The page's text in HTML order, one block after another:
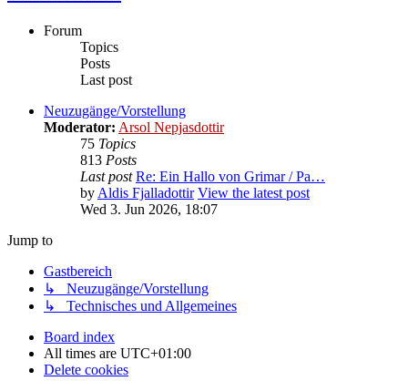
Forum
Topics
Posts
Last post
Neuzugänge/Vorstellung
Moderator: Arsol Nepjasdottir
75 Topics
813 Posts
Last post Re: Ein Hallo von Grimar / Pa…
by Aldis Fjalladottir View the latest post
Wed 3. Jun 2026, 18:07
Jump to
Gastbereich
↳ Neuzugänge/Vorstellung
↳ Technisches und Allgemeines
Board index
All times are UTC+01:00
Delete cookies